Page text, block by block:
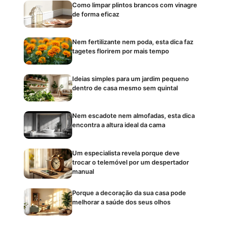
Como limpar plintos brancos com vinagre
de forma eficaz
Nem fertilizante nem poda, esta dica faz
tagetes florirem por mais tempo
Ideias simples para um jardim pequeno
dentro de casa mesmo sem quintal
Nem escadote nem almofadas, esta dica
encontra a altura ideal da cama
Um especialista revela porque deve
trocar o telemóvel por um despertador
manual
Porque a decoração da sua casa pode
melhorar a saúde dos seus olhos